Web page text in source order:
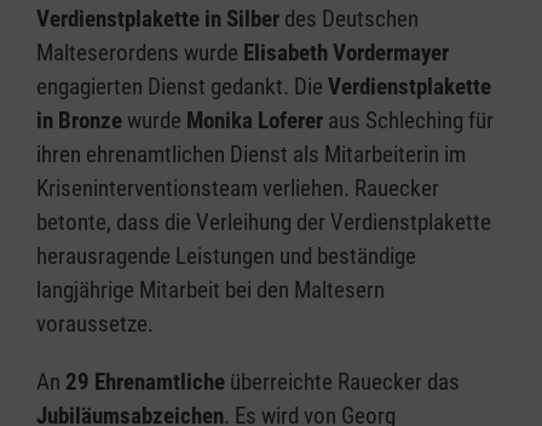
Verdienstplakette in Silber des Deutschen
Malteserordens wurde Elisabeth Vordermayer
engagierten Dienst gedankt. Die Verdienstplakette
in Bronzewurde Monika Loferer aus Schleching für
ihren ehrenamtlichen Dienst als Mitarbeiterin im
Kriseninterventionsteam verliehen. Rauecker
betonte, dass die Verleihung der Verdienstplakette
herausragende Leistungen und beständige
langjährige Mitarbeit bei den Maltesern
voraussetze.
An 29 Ehrenamtliche überreichte Rauecker das
Jubiläumsabzeichen. Es wird von Georg